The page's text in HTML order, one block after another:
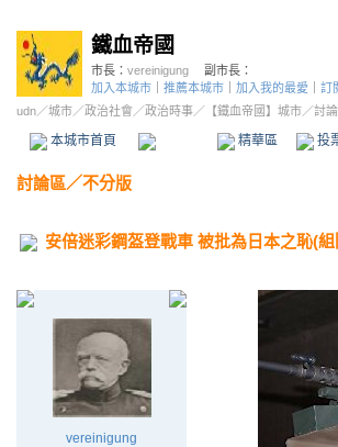
鐵血帝國
市長： vereinigung
副市長：
加入本城市
推薦本城市 加入我的最愛
訂
udn／城市／政治社會 ／政治時事／ 【鐵血帝國】城市／討
本城市首頁 精華區 投
討論區／不分版
安倍迷彩鋼盔登戰車 被批為日本之恥(組
vereinigung